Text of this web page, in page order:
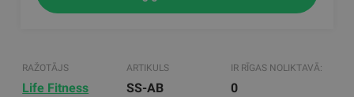
RAŽOTĀJS
Life Fitness
ARTIKULS
SS-AB
IR RĪGAS NOLIKTAVĀ:
0